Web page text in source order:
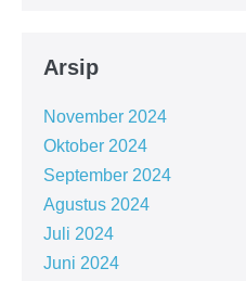
Arsip
November 2024
Oktober 2024
September 2024
Agustus 2024
Juli 2024
Juni 2024